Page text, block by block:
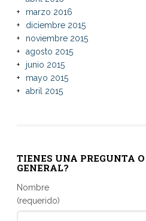
marzo 2016
diciembre 2015
noviembre 2015
agosto 2015
junio 2015
mayo 2015
abril 2015
TIENES UNA PREGUNTA
GENERAL?
Nombre
(requerido)